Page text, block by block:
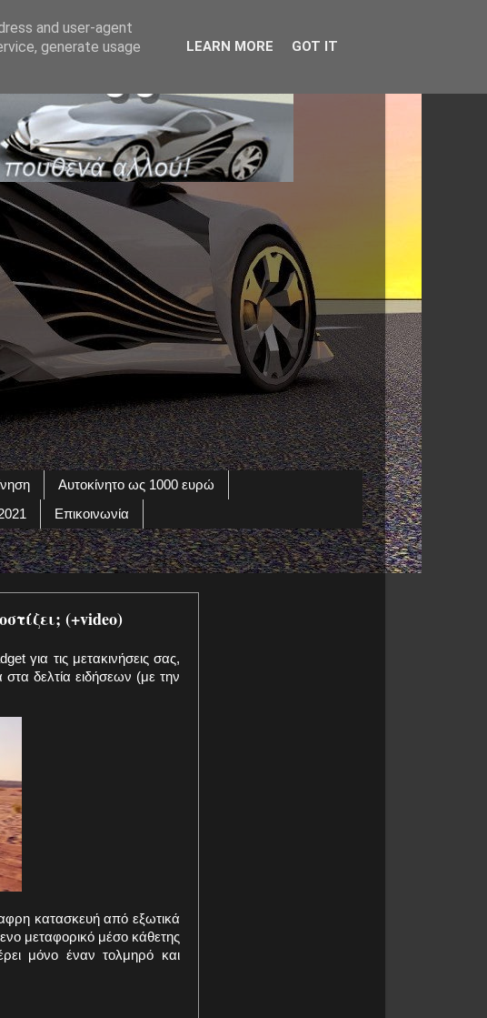
Αυτοκίνητο ως 1000 ευρώ
Επικοινωνία
(+video)
για τις μετακινήσεις σας,
δελτία ειδήσεων (με την
κατασκευή από εξωτικά
μεταφορικό μέσο κάθετης
μόνο έναν τολμηρό και
and user-agent
generate usage
LEARN MORE GOT IT